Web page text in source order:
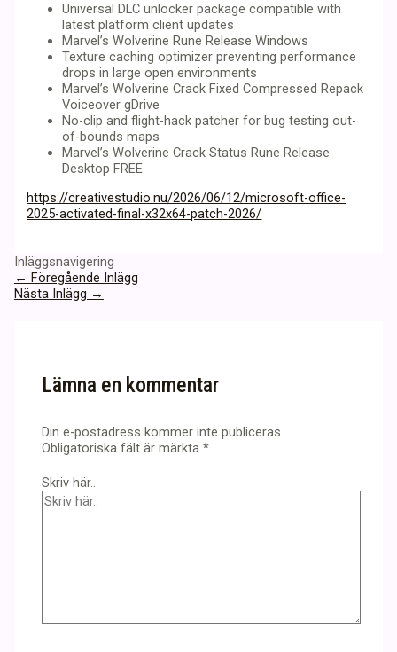
Universal DLC unlocker package compatible with
latest platform client updates
Marvel’s Wolverine Rune Release Windows
Texture caching optimizer preventing performance
drops in large open environments
Marvel’s Wolverine Crack Fixed Compressed Repack
Voiceover gDrive
No-clip and flight-hack patcher for bug testing out-
of-bounds maps
Marvel’s Wolverine Crack Status Rune Release
Desktop FREE
https://creativestudio.nu/2026/06/12/microsoft-office-
2025-activated-final-x32x64-patch-2026/
Inläggsnavigering
← Föregående Inlägg
Nästa Inlägg →
Lämna en kommentar
Din e-postadress kommer inte publiceras.
Obligatoriska fält är märkta*
Skriv här..